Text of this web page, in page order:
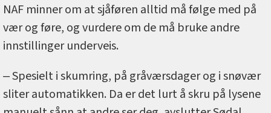
NAF minner om at sjåføren alltid må følge med på
vær og føre, og vurdere om de må bruke andre
innstillinger underveis.
‒ Spesielt i skumring, på gråværsdager og i snøvær
sliter automatikken. Da er det lurt å skru på lysene